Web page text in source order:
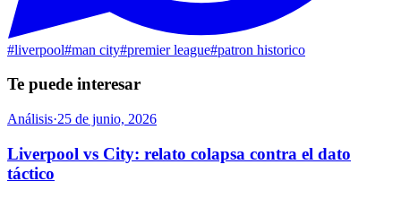
#liverpool#man city#premier league#patron historico
Te puede interesar
Análisis·25 de junio, 2026
Liverpool vs City: relato colapsa contra el dato
táctico